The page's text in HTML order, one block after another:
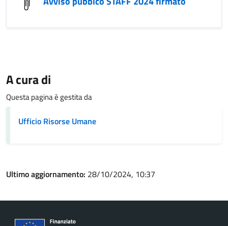
A cura di
Questa pagina è gestita da
Ufficio Risorse Umane
Ultimo aggiornamento: 28/10/2024, 10:37